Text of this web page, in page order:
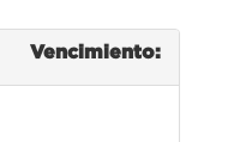
Vencimiento: